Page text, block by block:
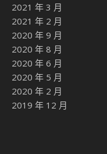
2021 年 3 月
2021 年 2 月
2020 年 9 月
2020 年 8 月
2020 年 6 月
2020 年 5 月
2020 年 2 月
2019 年 12 月